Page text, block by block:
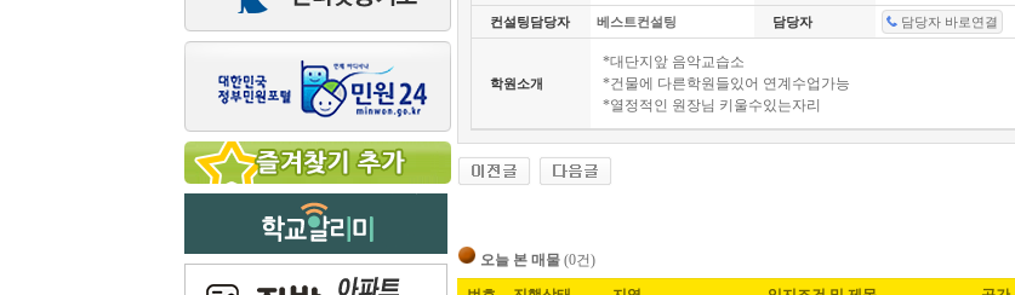
컨설팅담당자 베스트컨설팅 담당자 담당자 바로연결
학원소개
*대단지앞 음악교습소
*건물에 다른학원들있어 연계수업가능
*열정적인 원장님 키울수있는자리
오늘 본 매물 (0건)